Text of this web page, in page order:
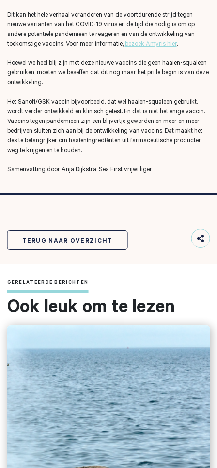
Zoeken naar

Dit kan het hele verhaal veranderen van de voortdurende strijd tegen
nieuwe varianten van het COVID-19 virus en de tijd die nodig is om op
andere potentiële pandemieën te reageren en van de ontwikkeling van
toekomstige vaccins. Voor meer informatie, bezoek Amyris hier.
Hoewel we heel blij zijn met deze nieuwe vaccins die geen haaien-squaleen
gebruiken, moeten we beseffen dat dit nog maar het prille begin is van deze
ontwikkeling.
Het Sanofi/GSK vaccin bijvoorbeeld, dat wel haaien-squaleen gebruikt,
wordt verder ontwikkeld en klinisch getest. En dat is niet het enige vaccin.
Vaccins tegen pandemieën zijn een blijvertje geworden en meer en meer
bedrijven sluiten zich aan bij de ontwikkeling van vaccins. Dat maakt het
des te belangrijker om haaieningrediënten uit farmaceutische producten
weg te krijgen en te houden.
Samenvatting door Anja Dijkstra, Sea First vrijwilliger
TERUG NAAR OVERZICHT
GERELATEERDE BERICHTEN
Ook leuk om te lezen